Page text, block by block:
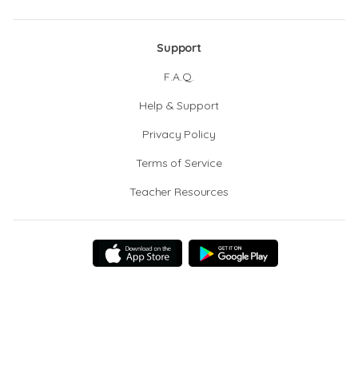
Support
F.A.Q.
Help & Support
Privacy Policy
Terms of Service
Teacher Resources